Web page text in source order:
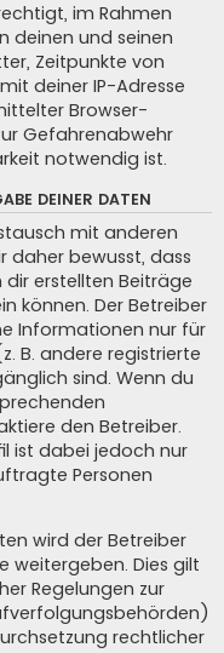
im Rahmen
deinen und seinen
Zeitpunkte von
deiner IP-Adresse
Browser-
Gefahrenabwehr
notwendig ist.
DEINER DATEN
mit anderen
daher bewusst, dass
dir erstellten Beiträge
können. Der Betreiber
Informationen nur für
B. andere registrierte
sind. Wenn du
den Betreiber.
ist dabei jedoch nur
Personen
wird der Betreiber
weitergeben. Dies gilt
Regelungen zur
rechtlicher